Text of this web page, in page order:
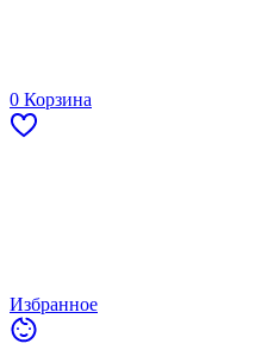
0 Корзина
Избранное